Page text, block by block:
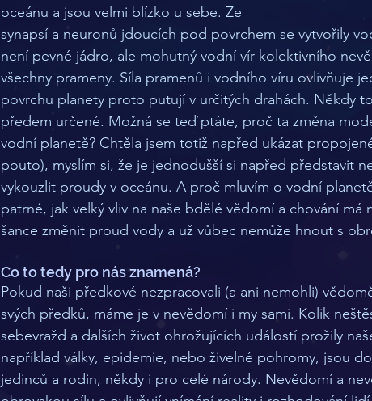
oceánu a jsou velmi blízko u sebe. Ze
synapsí a neuronů jdoucích pod povrchem se vytvořily
není pevné jádro, ale mohutný vodní vír kolektivního
všechny prameny. Síla pramenů i vodního víru ovlivňuje
povrchu planety proto putují v určitých drahách. Někdy
předem určené. Možná se teď ptáte, proč ta změna
vodní planetě? Chtěla jsem totiž napřed ukázat
pouto), myslím si, že je jednodušší si napřed představit
vykouzlit proudy v oceánu. A proč mluvím o vodní
patrné, jak velký vliv na naše bdělé vědomí a chování
šance změnit proud vody a už vůbec nemůže hnout s
Co to tedy pro nás znamená?
Pokud naši předkové nezpracovali (a ani nemohli)
svých předků, máme je v nevědomí i my sami. Kolik
sebevražd a dalších život ohrožujících událostí prožily
například války, epidemie, nebo živelné pohromy, jsou
jedinců a rodin, někdy i pro celé národy. Nevědomí a